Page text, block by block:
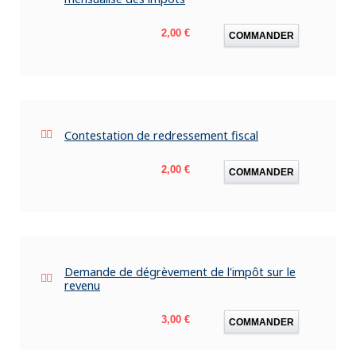
Prix
2,00 € COMMANDER
Contestation de redressement fiscal
Prix
2,00 € COMMANDER
Demande de dégrèvement de l'impôt sur le
revenu
Prix
3,00 € COMMANDER